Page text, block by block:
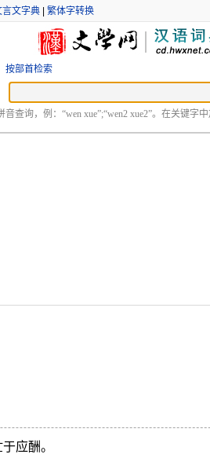
言文字典| 繁体字转换
按部首检索
音查询，例：“wen xue”;“wen2 xue2”。在关键字
应酬。